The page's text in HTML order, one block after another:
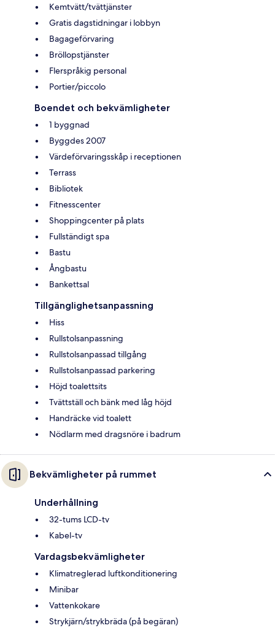
Kemtvätt/tvättjänster
Gratis dagstidningar i lobbyn
Bagageförvaring
Bröllopstjänster
Flerspråkig personal
Portier/piccolo
Boendet och bekvämligheter
1 byggnad
Byggdes 2007
Värdeförvaringsskåp i receptionen
Terrass
Bibliotek
Fitnesscenter
Shoppingcenter på plats
Fullständigt spa
Bastu
Ångbastu
Bankettsal
Tillgänglighetsanpassning
Hiss
Rullstolsanpassning
Rullstolsanpassad tillgång
Rullstolsanpassad parkering
Höjd toalettsits
Tvättställ och bänk med låg höjd
Handräcke vid toalett
Nödlarm med dragsnöre i badrum
Bekvämligheter på rummet
Underhållning
32-tums LCD-tv
Kabel-tv
Vardagsbekvämligheter
Klimatreglerad luftkonditionering
Minibar
Vattenkokare
Strykjärn/strykbräda (på begäran)